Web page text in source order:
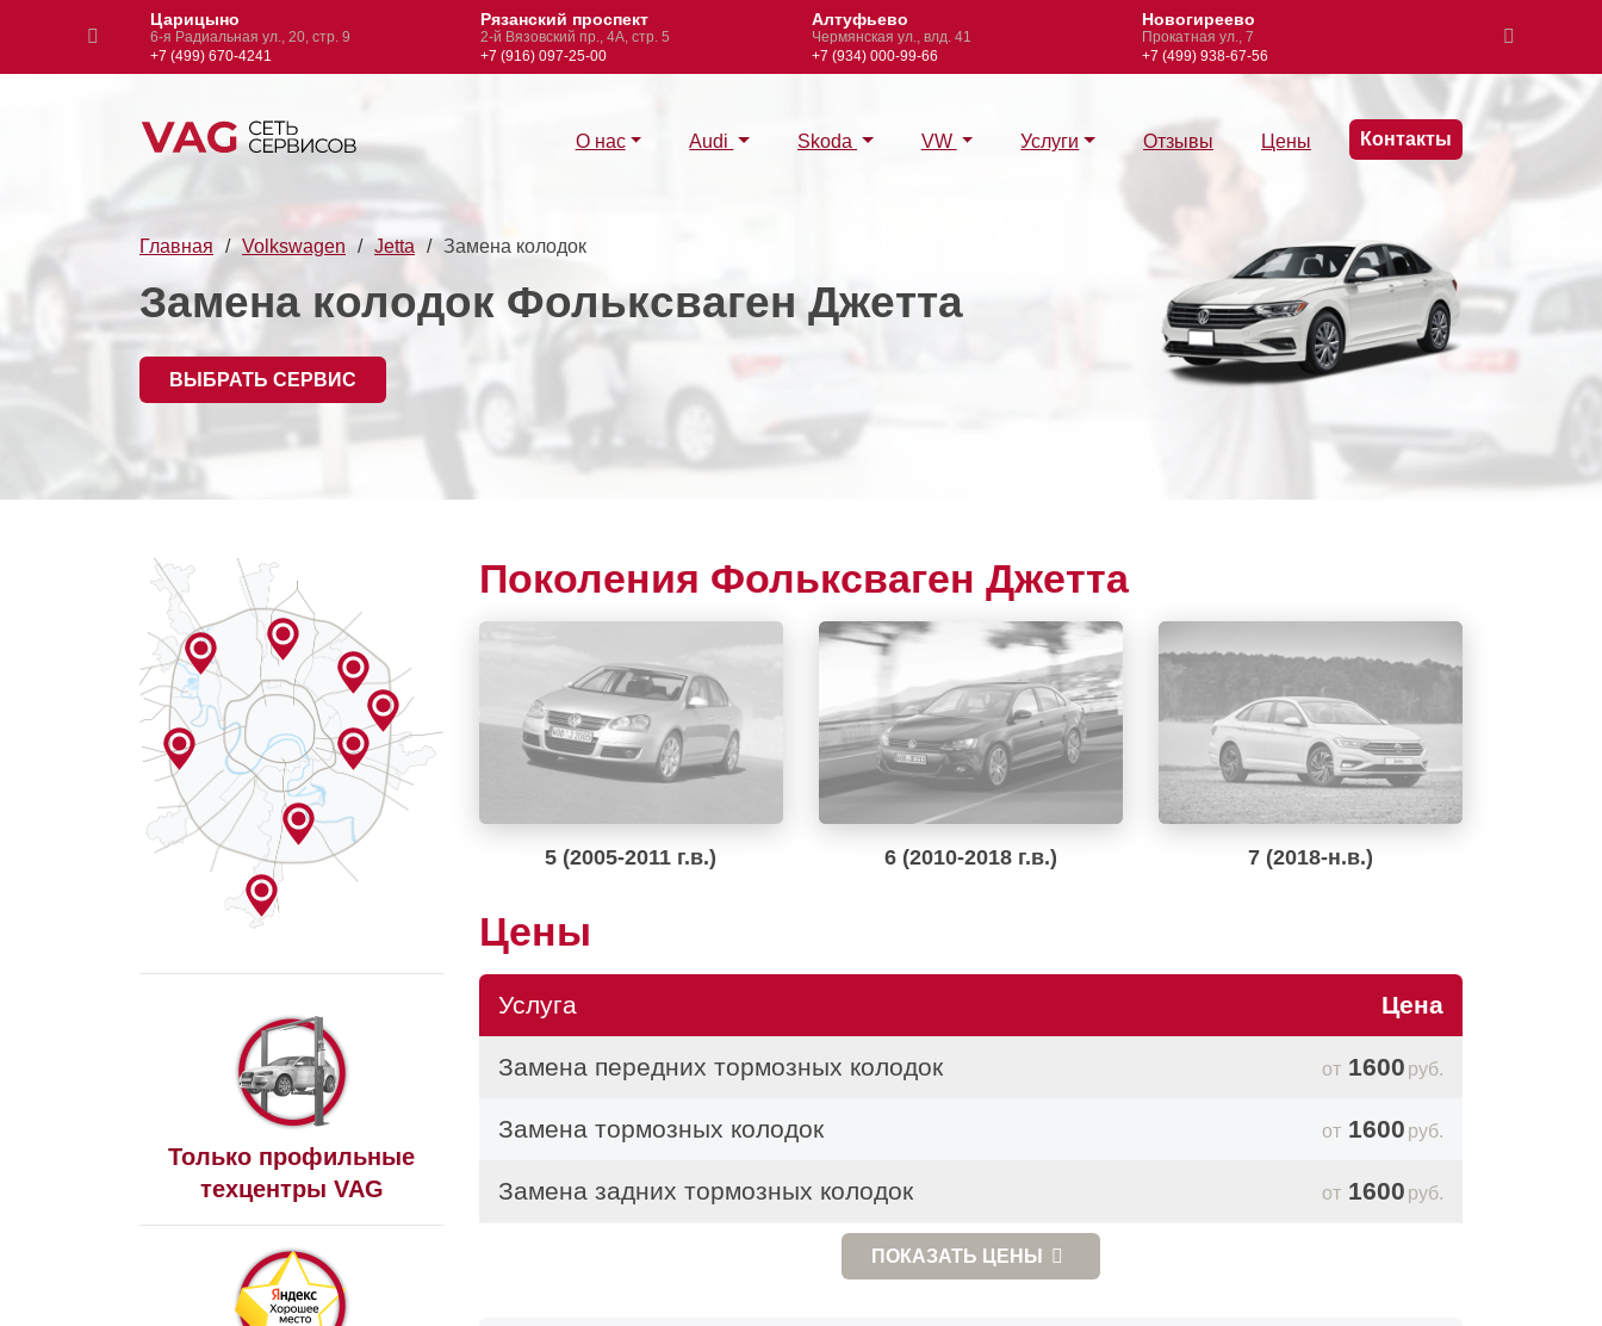
Царицыно
6-я Радиальная ул., 20, стр. 9
+7 (499) 670-4241
Рязанский проспект
2-й Вязовский пр., 4А, стр. 5
+7 (916) 097-25-00
Алтуфьево
Чермянская ул., влд. 41
+7 (934) 000-99-66
Новогиреево
Прокатная ул., 7
+7 (499) 938-67-56
О нас Audi Skoda VW Услуги Отзывы Цены Контакты
Главная Volkswagen Jetta Замена колодок
Замена колодок Фольксваген Джетта
ВЫБРАТЬ СЕРВИС
Только профильные
техцентры VAG
Поколения Фольксваген Джетта
5 (2005-2011 г.в.) 6 (2010-2018 г.в.) 7 (2018-н.в.)
Цены
Услуга Цена
Замена передних тормозных колодок 1600 руб.
Замена тормозных колодок 1600 руб.
Замена задних тормозных колодок 1600 руб.
Замена колодок стояночного тормоза
ПОКАЗАТЬ ЦЕНЫ